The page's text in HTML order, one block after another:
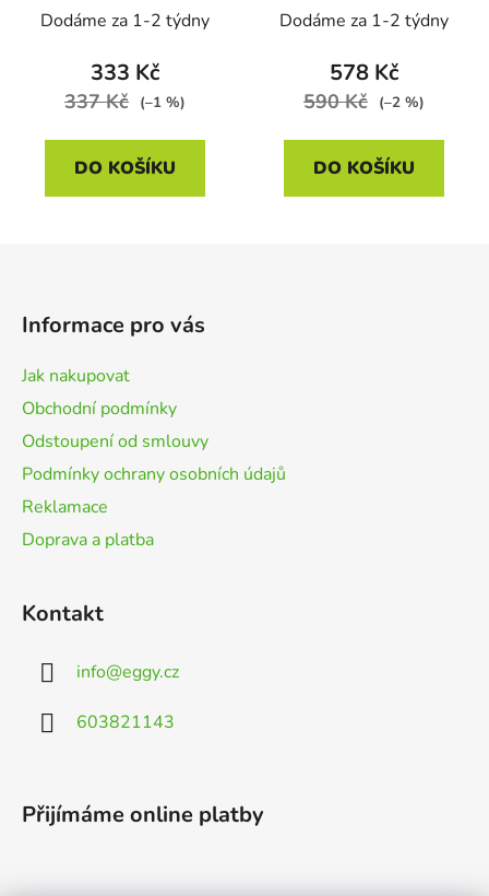
Dodáme za 1-2 týdny
333 Kč
337 Kč (–1 %)
DO KOŠÍKU
Dodáme za 1-2 týdny
578 Kč
590 Kč (–2 %)
DO KOŠÍKU
Informace pro vás
Jak nakupovat
Obchodní podmínky
Odstoupení od smlouvy
Podmínky ochrany osobních údajů
Reklamace
Doprava a platba
Kontakt
info@eggy.cz
603821143
Přijímáme online platby